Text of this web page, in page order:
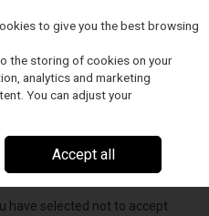
have selected not to accept
have selected not to accept
to give you the best browsing
the storing of cookies on your
analytics and marketing
You can adjust your
Accept all